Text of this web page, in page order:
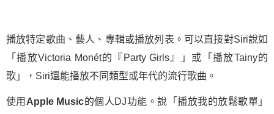
播放特定歌曲、藝人、專輯或播放列表。可以直接對Siri說如
「播放Victoria Monét的『Party Girls』」或「播放Tainy的
歌」，Siri還能播放不同類型或年代的流行歌曲。
使用 Apple Music的個人DJ功能。說「播放我的放鬆歌單」